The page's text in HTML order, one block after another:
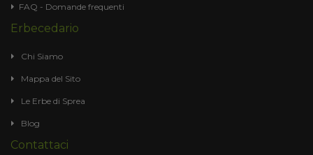
FAQ - Domande frequenti
Erbecedario
Chi Siamo
Mappa del Sito
Le Erbe di Sprea
Blog
Contattaci